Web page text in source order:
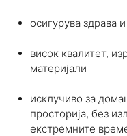
осигурува здрава
висок квалитет,
материјали
исклучиво за
просторија, без
екстремните